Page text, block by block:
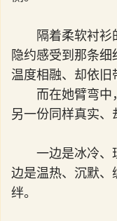
隔着柔软衬
隐约感受到那条
温度相融、却依旧
而在她臂弯
另一份同样真实、
一边是冰冷、
边是温热、沉默
绊。